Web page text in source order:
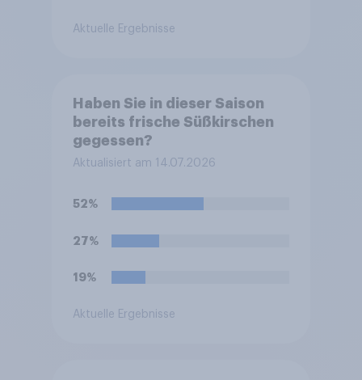
Aktuelle Ergebnisse
Haben Sie in dieser Saison
bereits frische Süßkirschen
gegessen?
Aktualisiert am 14.07.2026
52%
27%
19%
Aktuelle Ergebnisse